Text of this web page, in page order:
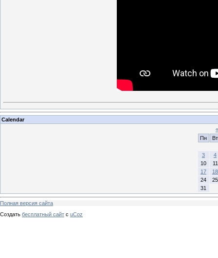
Calendar
«
Пн
Вт
3
4
10
11
17
18
24
25
31
Полная версия сайта
Создать бесплатный сайт с uCoz